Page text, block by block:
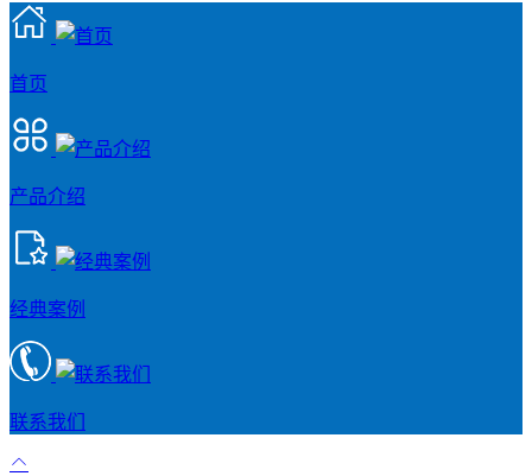
首页
产品介绍
经典案例
联系我们